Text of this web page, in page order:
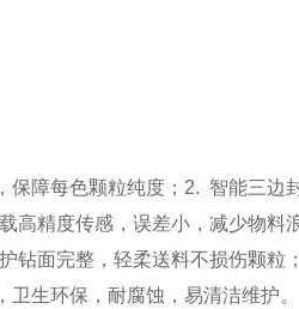
障每色颗粒纯度；2. 智能三边
高精度传感，误差小，减少物料
钻面完整，轻柔送料不损伤颗
生环保，耐腐蚀，易清洁维护。